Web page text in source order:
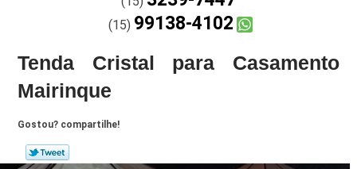
(15) 99138-4102
Tenda Cristal para Casamento
Mairinque
Gostou? compartilhe!